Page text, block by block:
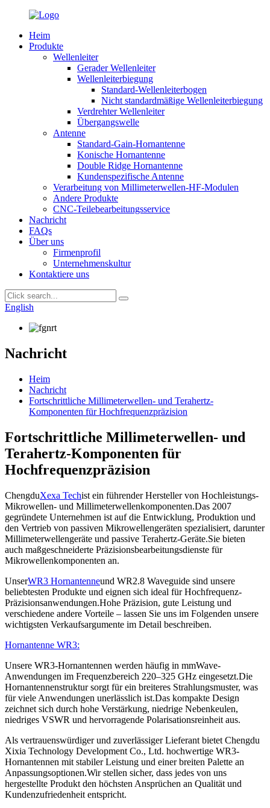
Heim
Produkte
Wellenleiter
Gerader Wellenleiter
Wellenleiterbiegung
Standard-Wellenleiterbogen
Nicht standardmäßige Wellenleiterbiegung
Verdrehter Wellenleiter
Übergangswelle
Antenne
Standard-Gain-Hornantenne
Konische Hornantenne
Double Ridge Hornantenne
Kundenspezifische Antenne
Verarbeitung von Millimeterwellen-HF-Modulen
Andere Produkte
CNC-Teilebearbeitungsservice
Nachricht
FAQs
Über uns
Firmenprofil
Unternehmenskultur
Kontaktiere uns
English
Nachricht
Heim
Nachricht
Fortschrittliche Millimeterwellen- und Terahertz-
Komponenten für Hochfrequenzpräzision
Fortschrittliche Millimeterwellen- und
Terahertz-Komponenten für
Hochfrequenzpräzision
ChengduXexa Techist ein führender Hersteller von Hochleistungs-
Mikrowellen- und Millimeterwellenkomponenten.Das 2007
gegründete Unternehmen ist auf die Entwicklung, Produktion und
den Vertrieb von passiven Mikrowellengeräten spezialisiert, darunter
Millimeterwellengeräte und passive Terahertz-Geräte.Sie bieten
auch maßgeschneiderte Präzisionsbearbeitungsdienste für
Mikrowellenkomponenten an.
UnserWR3 Hornantenneund WR2.8 Waveguide sind unsere
beliebtesten Produkte und eignen sich ideal für Hochfrequenz-
Präzisionsanwendungen.Hohe Präzision, gute Leistung und
verschiedene andere Vorteile – lassen Sie uns im Folgenden unsere
wichtigsten Verkaufsargumente im Detail beschreiben.
Hornantenne WR3:
Unsere WR3-Hornantennen werden häufig in mmWave-
Anwendungen im Frequenzbereich 220–325 GHz eingesetzt.Die
Hornantennenstruktur sorgt für ein breiteres Strahlungsmuster, was
für viele Anwendungen unerlässlich ist.Das kompakte Design
zeichnet sich durch hohe Verstärkung, niedrige Nebenkeulen,
niedriges VSWR und hervorragende Polarisationsreinheit aus.
Als vertrauenswürdiger und zuverlässiger Lieferant bietet Chengdu
Xixia Technology Development Co., Ltd. hochwertige WR3-
Hornantennen mit stabiler Leistung und einer breiten Palette an
Anpassungsoptionen.Wir stellen sicher, dass jedes von uns
hergestellte Produkt den höchsten Ansprüchen an Qualität und
Kundenzufriedenheit entspricht.